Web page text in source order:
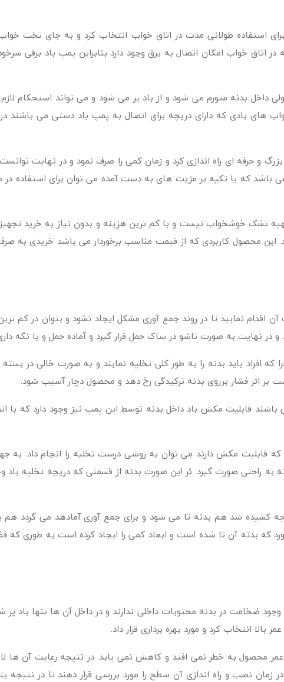
استفاده طولانی مدت در اتاق خواب انتخاب کرد و به جای تخت
اتاق خواب امکان اتصال به برق وجود دارد بنابراین پمپ باد برقی
بدنه متورم می شود و از باد پر می شود و می تواند استحکام لازم
های بادی که دارای دریچه برای اتصال به پمپ باد دستی می باشند در
و حرفه ای راه اندازی کرد و زمان کمی را صرف نمود و در نهایت
که با تکیه بر مزیت های به دست آمده می توان برای استفاده در
تشک خوشخواب نیست و با کم ترین هزینه و بدون نیاز به خرید
این محصول کاربردی که از قیمت مناسب برخوردار می باشد خریدی به
نمایید تا در روند جمع آوری مشکل ایجاد نشود و بتوان در کم
در نهایت به صورت تاشو در ساک حمل قرار گیرد و آماده حمل و یا نگه
باید بدنه را به طور کلی تخلیه نمایند و به صورت خالی در
بر اثر فشار برروی بدنه ترکیدگی رخ دهد و محصول دچار آسیب شود.
قابلیت مکش باد داخل بدنه توسط این پمپ نیز وجود دارد که
قابلیت مکش دارند می توان به روشی درست تخلیه را انجام داد.
به راحتی صورت گیرد. ئر این صورت بدنه از قسمتی که دریچه تخلیه باد
کشیده شد هم بدنه تا می شود و برای جمع آوری آمادهد می گردد
که بدنه آن تا شده است و ابعاد کمی را ایجاد کرده است به طوری که
وجود ضخامت در بدنه محتویات داخلی ندارند و در داخل آن ها تنها
بالا انتخاب کرد و مورد بهره برداری قرار داد.
محصول به خطر نمی افتد و کاهش نمی یابد. در نتیجه رعایت آن ها
زمان نصب و راه اندازی آن سطح را مورد بررسی قرار دهند تا در